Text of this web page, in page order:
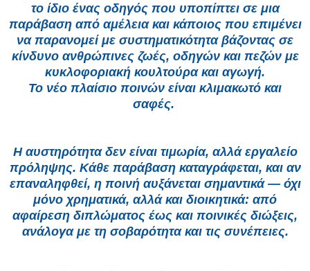
το ίδιο ένας οδηγός που υποπίπτει σε μια
παράβαση από αμέλεια και κάποιος που επιμένει
να παρανομεί με συστηματικότητα βάζοντας σε
κίνδυνο ανθρώπινες ζωές, οδηγών και πεζών με
κυκλοφοριακή κουλτούρα και αγωγή.
Το νέο πλαίσιο ποινών είναι κλιμακωτό και
σαφές.
Η αυστηρότητα δεν είναι τιμωρία, αλλά εργαλείο
πρόληψης. Κάθε παράβαση καταγράφεται, και αν
επαναληφθεί, η ποινή αυξάνεται σημαντικά — όχι
μόνο χρηματικά, αλλά και διοικητικά: από
αφαίρεση διπλώματος έως και ποινικές διώξεις,
ανάλογα με τη σοβαρότητα και τις συνέπειες.